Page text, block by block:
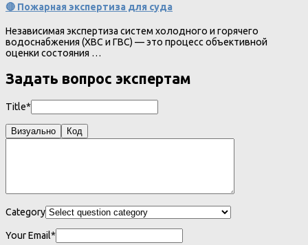
🔴 Пожарная экспертиза для суда
Независимая экспертиза систем холодного и горячего
водоснабжения (ХВС и ГВС) — это процесс объективной
оценки состояния …
Задать вопрос экспертам
Title*
Визуально Код
Category
Your Email*